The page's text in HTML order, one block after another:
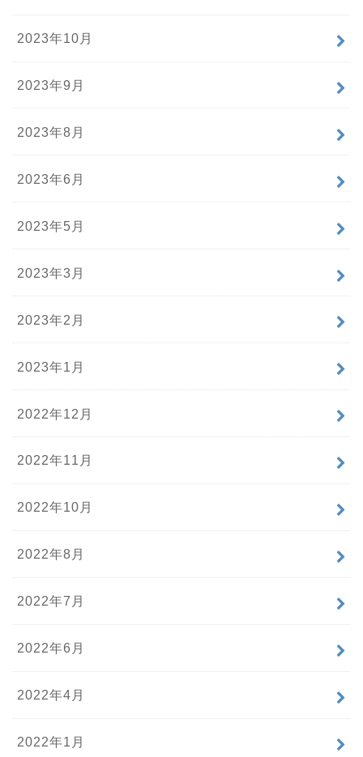
2023年10月
2023年9月
2023年8月
2023年6月
2023年5月
2023年3月
2023年2月
2023年1月
2022年12月
2022年11月
2022年10月
2022年8月
2022年7月
2022年6月
2022年4月
2022年1月